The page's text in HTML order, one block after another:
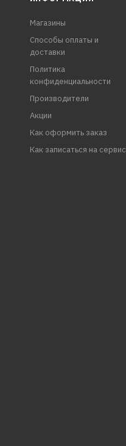
Магазины
Способы оплаты и
доставки
Политика
конфиденциальности
Производители
Акции
Как оформить заказ
Как записаться на сервис